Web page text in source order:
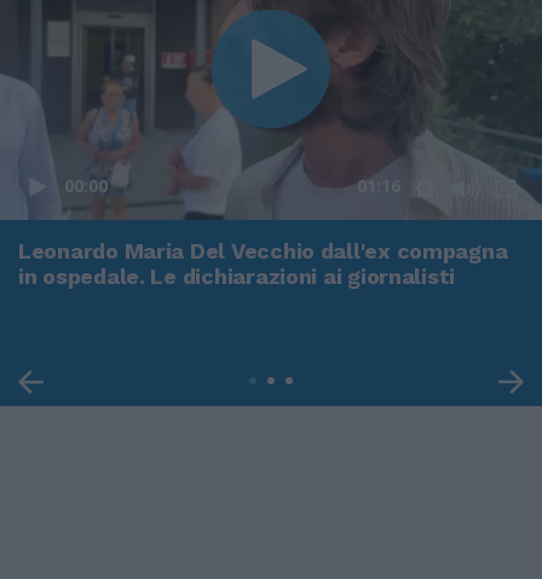
00:00 01:16
Leonardo Maria Del Vecchio dall'ex compagna
in ospedale. Le dichiarazioni ai giornalisti